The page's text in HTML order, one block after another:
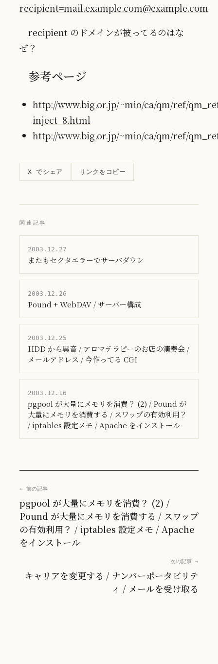
recipient=mail.example.com@example.com
recipient のドメインが被ってるのはな
ぜ？
参考ページ
http://www.big.or.jp/~mio/ca/qm/ref/
inject_8.html
http://www.big.or.jp/~mio/ca/qm/ref/
X でシェア リンクをコピー
関連記事
2003.12.27
またもセクタエラーでサーバダウン
2003.12.26
Pound + WebDAV / サーバー構成
2003.12.25
HDD から異音 / アロマテラピーのお店の演奏会 /
メールアドレス / 今作ってる CGI
2003.12.16
pgpool が大量にメモリを消費？ (2) / Pound が
大量にメモリを消費する / スワップの有効利用？
/ iptables 設定メモ / Apache をインストール
← 前の記事
pgpool が大量にメモリを消費？ (2) /
Pound が大量にメモリを消費する / スワップ
の有効利用？ / iptables 設定メモ / Apache
をインストール
次の記事 →
キャリアを変更する / ナンバーポータビリテ
ィ / メールを受け取る